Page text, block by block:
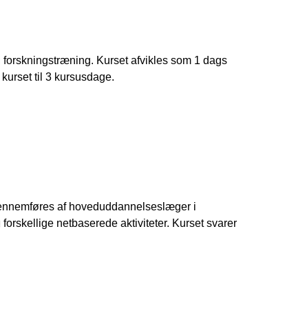
forskningstræning. Kurset afvikles som 1 dags
til 3 kursusdage.
af hoveduddannelseslæger i
netbaserede aktiviteter. Kurset svarer